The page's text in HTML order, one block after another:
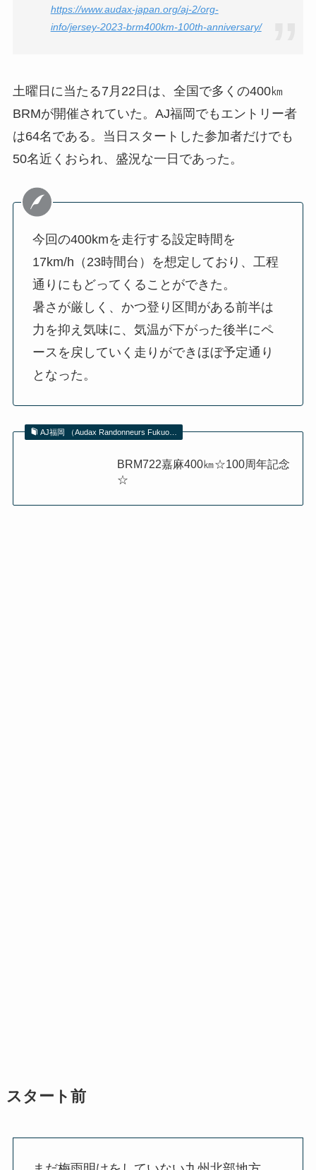
https://www.audax-japan.org/aj-2/org-
info/jersey-2023-brm400km-100th-anniversary/
土曜日に当たる7月22日は、全国で多くの400㎞
BRMが開催されていた。AJ福岡でもエントリー者
は64名である。当日スタートした参加者だけでも
50名近くおられ、盛況な一日であった。
今回の400kmを走行する設定時間を
17km/h（23時間台）を想定しており、工程
通りにもどってくることができた。
暑さが厳しく、かつ登り区間がある前半は
力を抑え気味に、気温が下がった後半にペ
ースを戻していく走りができほぼ予定通り
となった。
AJ福岡 （Audax Randonneurs Fukuo…
BRM722嘉麻400㎞☆100周年記念
☆
スタート前